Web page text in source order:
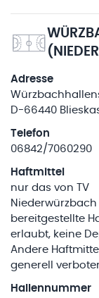
Adresse
D-66440
Telefon
06842/7060290
Haftmittel
nur das von TV
Niederwürzbach
bereitgestellte
erlaubt, keine
Andere
generell
Hallennummer